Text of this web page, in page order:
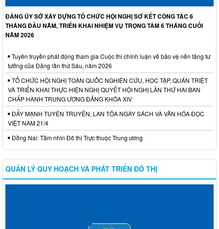
ĐẢNG ỦY SỞ XÂY DỰNG TỔ CHỨC HỘI NGHỊ SƠ KẾT CÔNG TÁC 6
THÁNG ĐẦU NĂM, TRIỂN KHAI NHIỆM VỤ TRỌNG TÂM 6 THÁNG CUỐI
NĂM 2026
Tuyên truyền phát động tham gia Cuộc thi chính luận về bảo vệ nền tảng tư
tưởng của Đảng lần thứ Sáu, năm 2026
TỔ CHỨC HỘI NGHỊ TOÀN QUỐC NGHIÊN CỨU, HỌC TẬP, QUÁN TRIỆT
VÀ TRIỂN KHAI THỰC HIỆN NGHỊ QUYẾT HỘI NGHỊ LẦN THỨ HAI BAN
CHẤP HÀNH TRUNG ƯƠNG ĐẢNG KHÓA XIV
ĐẨY MẠNH TUYÊN TRUYỀN, LAN TỎA NGÀY SÁCH VÀ VĂN HÓA ĐỌC
VIỆT NAM 21/4
Đồng Nai: Tầm nhìn Đô thị Trực thuộc Trung ương
QUẢN LÝ QUY HOẠCH VÀ PHÁT TRIỂN ĐÔ THỊ